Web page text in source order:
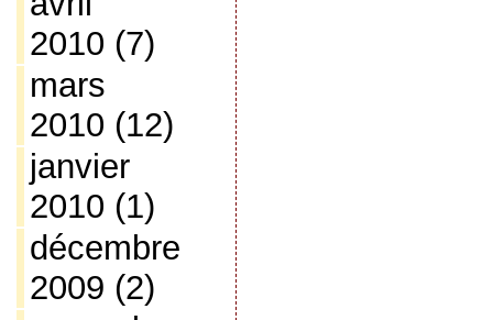
2010 (7)
mars
2010 (12)
janvier
2010 (1)
décembre
2009 (2)